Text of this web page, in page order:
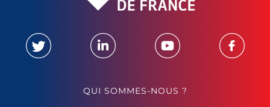
QUI SOMMES-NOUS ?